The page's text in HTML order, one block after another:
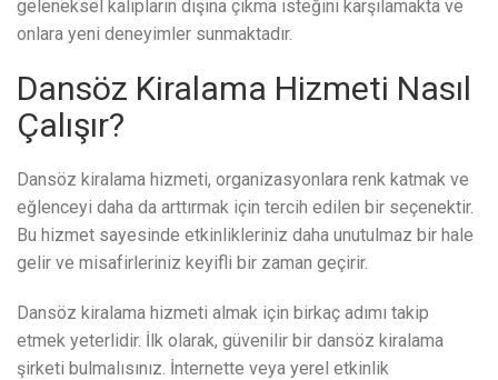
geleneksel kalıpların dışına çıkma isteğini karşılamakta ve
onlara yeni deneyimler sunmaktadır.
Dansöz Kiralama Hizmeti Nasıl
Çalışır?
Dansöz kiralama hizmeti, organizasyonlara renk katmak ve
eğlenceyi daha da arttırmak için tercih edilen bir seçenektir.
Bu hizmet sayesinde etkinlikleriniz daha unutulmaz bir hale
gelir ve misafirleriniz keyifli bir zaman geçirir.
Dansöz kiralama hizmeti almak için birkaç adımı takip
etmek yeterlidir. İlk olarak, güvenilir bir dansöz kiralama
şirketi bulmalısınız. İnternette veya yerel etkinlik